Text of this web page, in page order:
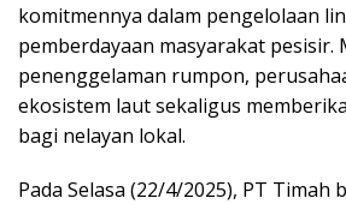
komitmennya dalam pengelolaan
pemberdayaan masyarakat pesisir.
penenggelaman rumpon,
ekosistem laut sekaligus
bagi nelayan lokal.
Pada Selasa (22/4/2025), PT Timah